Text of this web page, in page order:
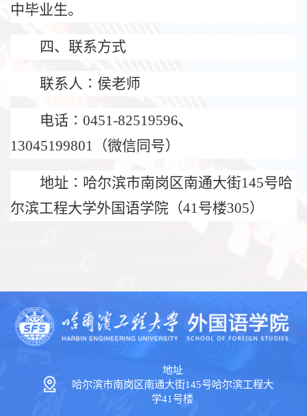
中毕业生。
四、联系方式
联系人∶侯老师
电话∶ 0451-82519596、
13045199801 （微信同号）
地址∶哈尔滨市南岗区南通大街145号哈
尔滨工程大学外国语学院（41号楼305）
地址
哈尔滨市南岗区南通大街145号哈尔滨工程大
学41号楼